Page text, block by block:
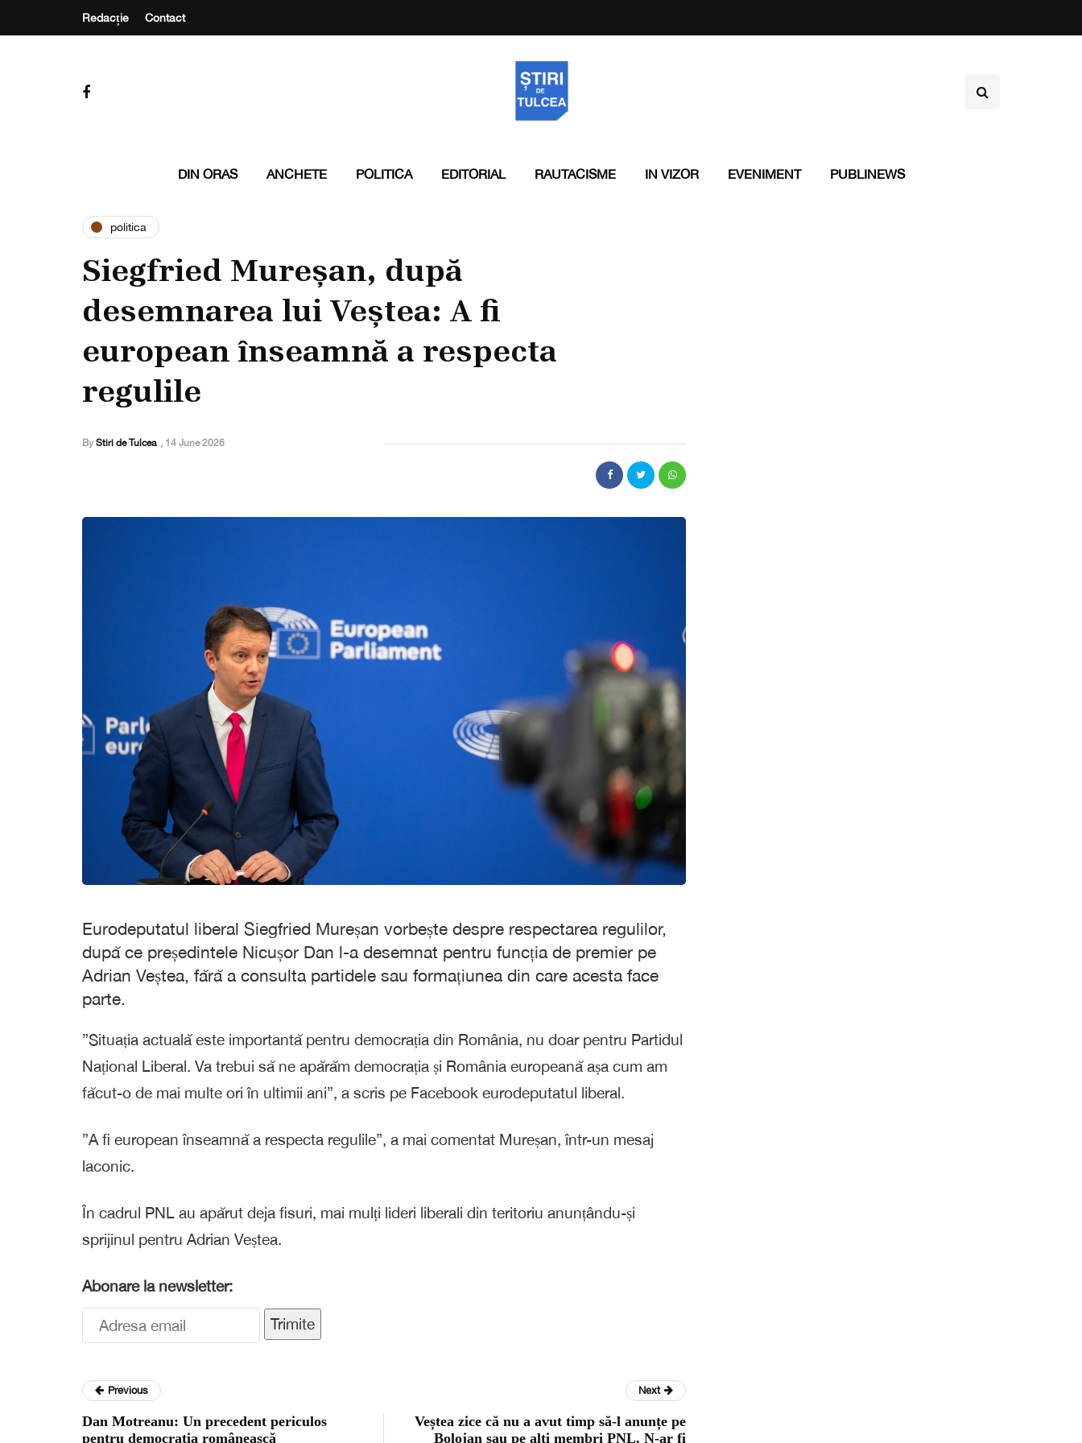
Redacție Contact
DIN ORAS ANCHETE POLITICA EDITORIAL RAUTACISME IN VIZOR EVENIMENT PUBLINEWS
politica
Siegfried Mureșan, după
desemnarea lui Veștea: A fi
european înseamnă a respecta
regulile
By Stiri de Tulcea , 14 June 2026
Eurodeputatul liberal Siegfried Mureșan vorbește despre respectarea regulilor,
după ce președintele Nicușor Dan l-a desemnat pentru funcția de premier pe
Adrian Veștea, fără a consulta partidele sau formațiunea din care acesta face
parte.
”Situația actuală este importantă pentru democrația din România, nu doar pentru Partidul
Național Liberal. Va trebui să ne apărăm democrația și România europeană așa cum am
făcut-o de mai multe ori în ultimii ani”, a scris pe Facebook eurodeputatul liberal.
”A fi european înseamnă a respecta regulile”, a mai comentat Mureșan, într-un mesaj
laconic.
În cadrul PNL au apărut deja fisuri, mai mulți lideri liberali din teritoriu anunțându-și
sprijinul pentru Adrian Veștea.
Abonare la newsletter:
Trimite
Previous
Dan Motreanu: Un precedent periculos
pentru democrația românească
Next
Veștea zice că nu a avut timp să-l anunțe pe
Bolojan sau pe alți membri PNL. N-ar fi